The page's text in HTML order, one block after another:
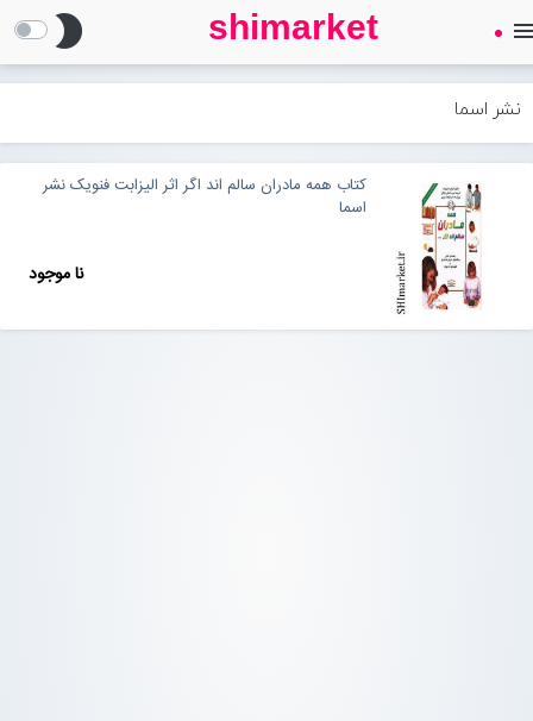
SHIMARKET
درباره ما
بلاگ
Open submenu (محصولات)
محصولات
brightness_2 shimarket
نشر اسما
کتاب همه مادران سالم اند اگر اثر الیزابت فنویک نشر
اسما
نا موجود